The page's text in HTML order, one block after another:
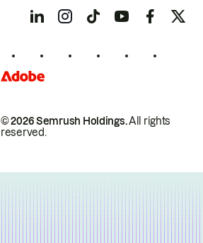
© 2026 Semrush Holdings.All rights
reserved.